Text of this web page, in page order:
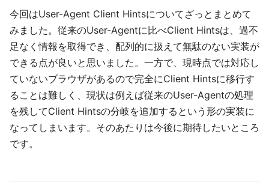
今回はUser-Agent Client Hintsについてざっとまとめて
みました。従来のUser-Agentに比べClient Hintsは、過不
足なく情報を取得でき、配列的に扱えて無駄のない実装が
できる点が良いと思いました。一方で、現時点では対応し
ていないブラウザがあるので完全にClient Hintsに移行す
ることは難しく、現状は例えば従来のUser-Agentの処理
を残してClient Hintsの分岐を追加するという形の実装に
なってしまいます。そのあたりは今後に期待したいところ
です。